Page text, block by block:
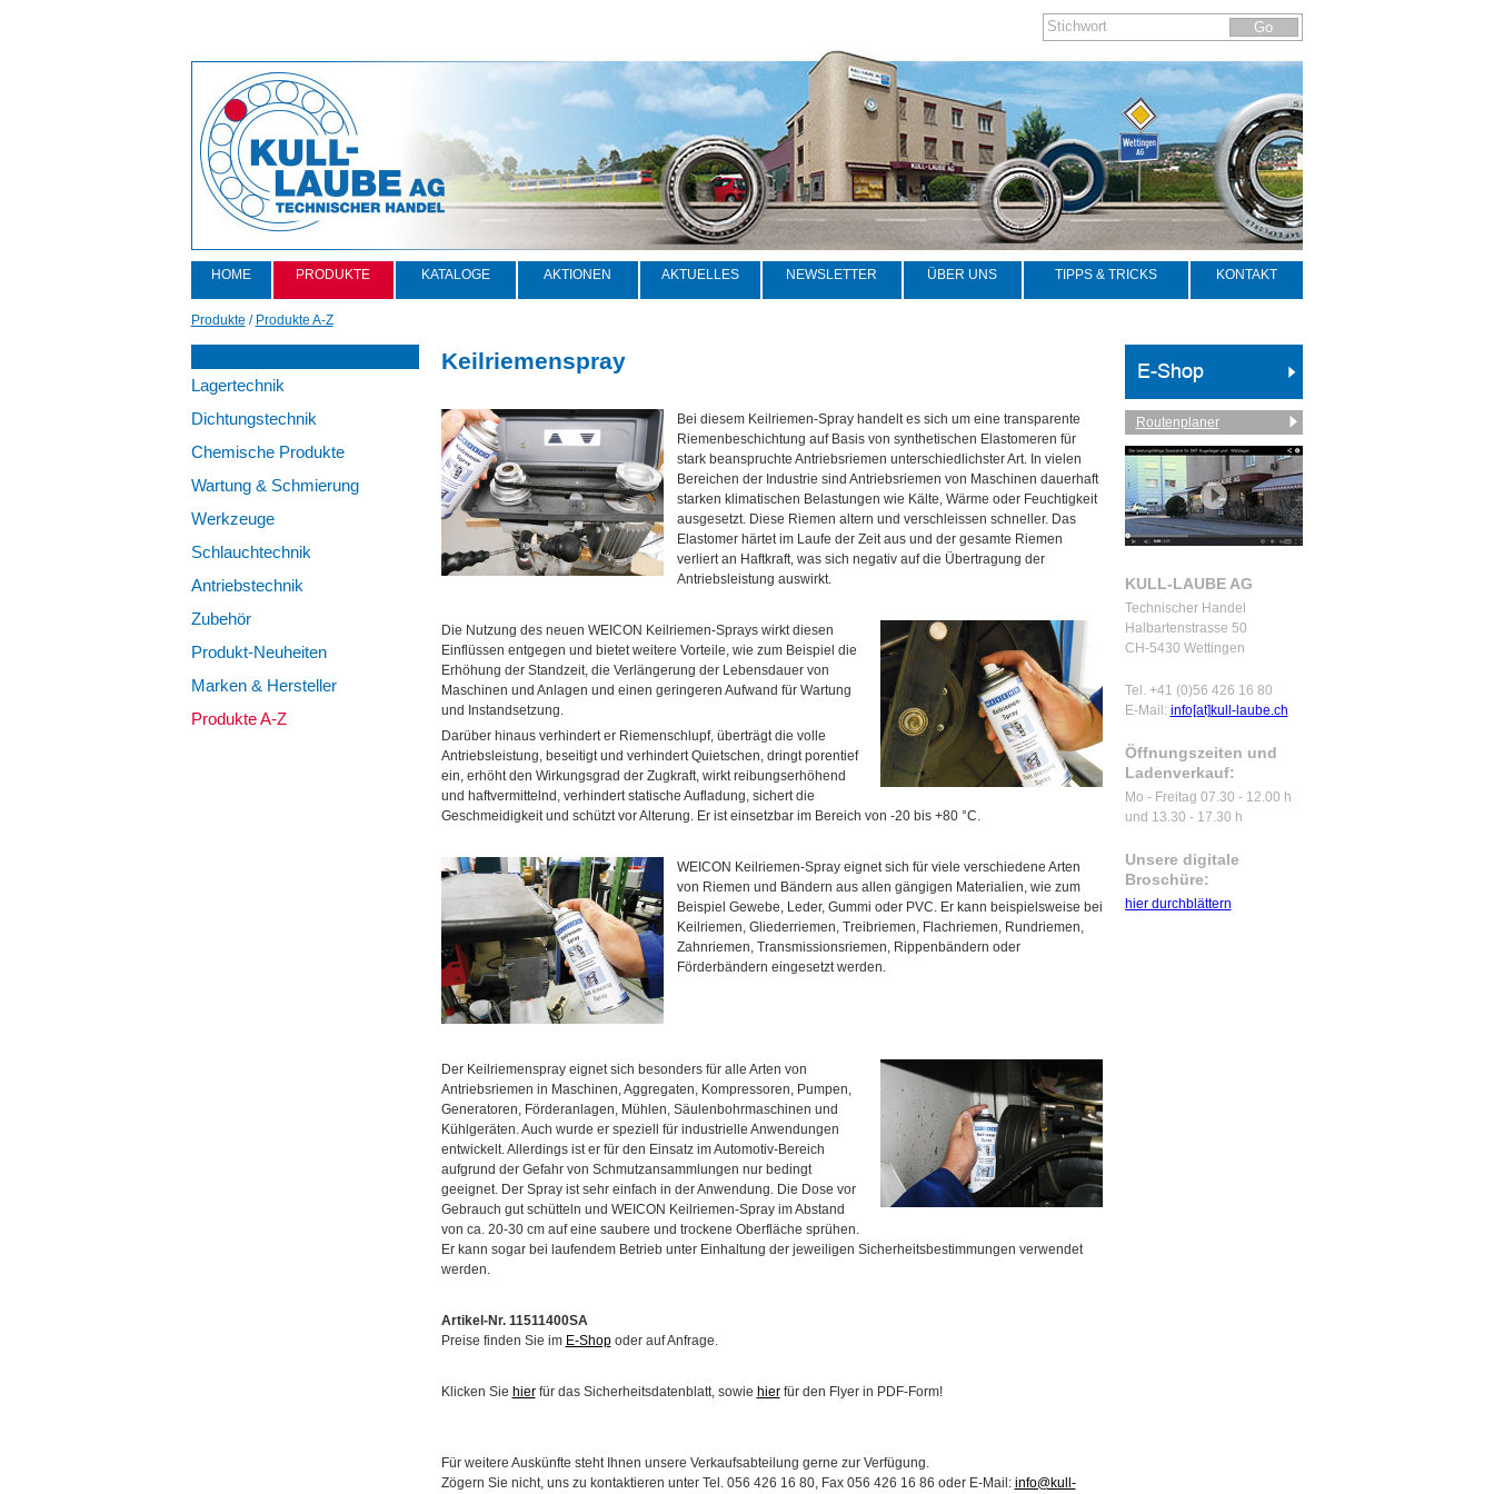
HOME PRODUKTE KATALOGE AKTIONEN AKTUELLES NEWSLETTER ÜBER UNS TIPPS & TRICKS KONTAKT
Produkte / Produkte A-Z
Lagertechnik
Dichtungstechnik
Chemische Produkte
Wartung & Schmierung
Werkzeuge
Schlauchtechnik
Antriebstechnik
Zubehör
Produkt-Neuheiten
Marken & Hersteller
Produkte A-Z
Routenplaner
KULL-LAUBE AG
Technischer Handel
Halbartenstrasse 50
CH-5430 Wettingen
Tel. +41 (0)56 426 16 80
E-Mail: info[at]kull-laube.ch
Öffnungszeiten und
Ladenverkauf:
Mo - Freitag 07.30 - 12.00 h
und 13.30 - 17.30 h
Unsere digitale
Broschüre:
hier durchblättern
Keilriemenspray
Bei diesem Keilriemen-Spray handelt es sich um eine transparente
Riemenbeschichtung auf Basis von synthetischen Elastomeren für
stark beanspruchte Antriebsriemen unterschiedlichster Art. In vielen
Bereichen der Industrie sind Antriebsriemen von Maschinen dauerhaft
starken klimatischen Belastungen wie Kälte, Wärme oder Feuchtigkeit
ausgesetzt. Diese Riemen altern und verschleissen schneller. Das
Elastomer härtet im Laufe der Zeit aus und der gesamte Riemen
verliert an Haftkraft, was sich negativ auf die Übertragung der
Antriebsleistung auswirkt.
Die Nutzung des neuen WEICON Keilriemen-Sprays wirkt diesen
Einflüssen entgegen und bietet weitere Vorteile, wie zum Beispiel die
Erhöhung der Standzeit, die Verlängerung der Lebensdauer von
Maschinen und Anlagen und einen geringeren Aufwand für Wartung
und Instandsetzung.
Darüber hinaus verhindert er Riemenschlupf, überträgt die volle
Antriebsleistung, beseitigt und verhindert Quietschen, dringt porentief
ein, erhöht den Wirkungsgrad der Zugkraft, wirkt reibungserhöhend
und haftvermittelnd, verhindert statische Aufladung, sichert die
Geschmeidigkeit und schützt vor Alterung. Er ist einsetzbar im Bereich von -20 bis +80 °C.
WEICON Keilriemen-Spray eignet sich für viele verschiedene Arten
von Riemen und Bändern aus allen gängigen Materialien, wie zum
Beispiel Gewebe, Leder, Gummi oder PVC. Er kann beispielsweise bei
Keilriemen, Gliederriemen, Treibriemen, Flachriemen, Rundriemen,
Zahnriemen, Transmissionsriemen, Rippenbändern oder
Förderbändern eingesetzt werden.
Der Keilriemenspray eignet sich besonders für alle Arten von
Antriebsriemen in Maschinen, Aggregaten, Kompressoren, Pumpen,
Generatoren, Förderanlagen, Mühlen, Säulenbohrmaschinen und
Kühlgeräten. Auch wurde er speziell für industrielle Anwendungen
entwickelt. Allerdings ist er für den Einsatz im Automotiv-Bereich
aufgrund der Gefahr von Schmutzansammlungen nur bedingt
geeignet. Der Spray ist sehr einfach in der Anwendung. Die Dose vor
Gebrauch gut schütteln und WEICON Keilriemen-Spray im Abstand
von ca. 20-30 cm auf eine saubere und trockene Oberfläche sprühen.
Er kann sogar bei laufendem Betrieb unter Einhaltung der jeweiligen Sicherheitsbestimmungen verwendet
werden.
Artikel-Nr. 11511400SA
Preise finden Sie im E-Shopoder auf Anfrage.
Klicken Sie hierfür das Sicherheitsdatenblatt, sowie hierfür den Flyer in PDF-Form!
Für weitere Auskünfte steht Ihnen unsere Verkaufsabteilung gerne zur Verfügung.
Zögern Sie nicht, uns zu kontaktieren unter Tel. 056 426 16 80, Fax 056 426 16 86 oder E-Mail: info@kull-